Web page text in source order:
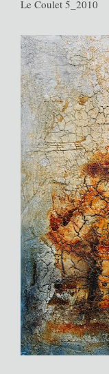
Le Coulet 5_2010